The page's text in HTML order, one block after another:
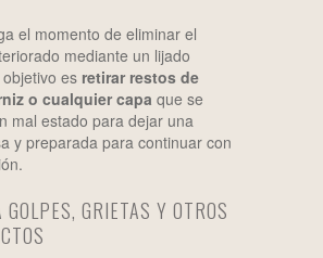
el momento de eliminar el
mediante un lijado
es retirar restos de
o cualquier capa que se
mal estado para dejar una
y preparada para continuar con
GRIETAS Y OTROS